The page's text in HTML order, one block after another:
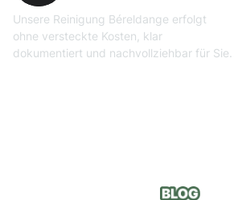
Unsere Reinigung Béreldange erfolgt
ohne versteckte Kosten, klar
dokumentiert und nachvollziehbar für Sie.